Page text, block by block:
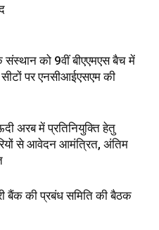
संस्थान को 9वीं बीएएमएस बैच में
पर एनसीआईएसएम की
अरब में प्रतिनियुक्ति हेतु
से आवेदन आमंत्रित, अंतिम
बैंक की प्रबंध समिति की बैठक